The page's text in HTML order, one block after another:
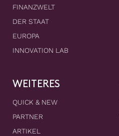
FINANZWELT
DER STAAT
EUROPA
INNOVATION LAB
WEITERES
QUICK & NEW
PARTNER
ARTIKEL